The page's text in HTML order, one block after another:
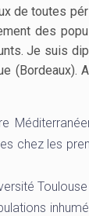
de toutes
des
Je suis
(Bordeaux).
chez les